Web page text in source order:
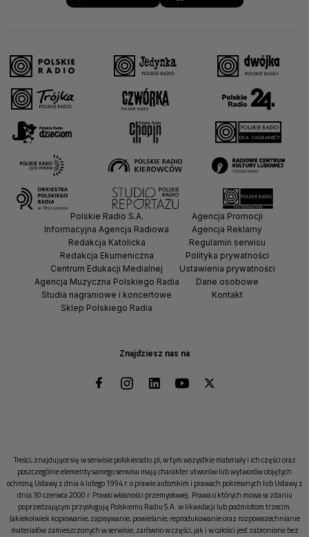
Znajdziesz nas na
Polskie Radio S.A.
Informacyjna Agencja Radiowa
Redakcja Katolicka
Redakcja Ekumeniczna
Centrum Edukacji Medialnej
Agencja Muzyczna Polskiego Radia
Studia nagraniowe i koncertowe
Sklep Polskiego Radia
Agencja Promocji
Agencja Reklamy
Regulamin serwisu
Polityka prywatności
Ustawienia prywatności
Dane osobowe
Kontakt
Treści, znajdujące się w serwisie polskieradio.pl, w tym wszystkie materiały i ich części oraz
poszczególne elementy samego serwisu mają charakter utworów lub wytworów objętych
ochroną Ustawy z dnia 4 lutego 1994 r. o prawie autorskim i prawach pokrewnych lub Ustawy z
dnia 30 czerwca 2000 r. Prawo własności przemysłowej. Prawa o których mowa w zdaniu
poprzedzającym przysługują Polskiemu Radiu S.A. w likwidacji lub podmiotom trzecim.
Jakiekolwiek kopiowanie, zapisywanie, powielanie, reprodukowanie oraz rozpowszechnianie
materiałów zamieszczonych w serwisie, zarówno w części, jak i w całości jest zabronione bez